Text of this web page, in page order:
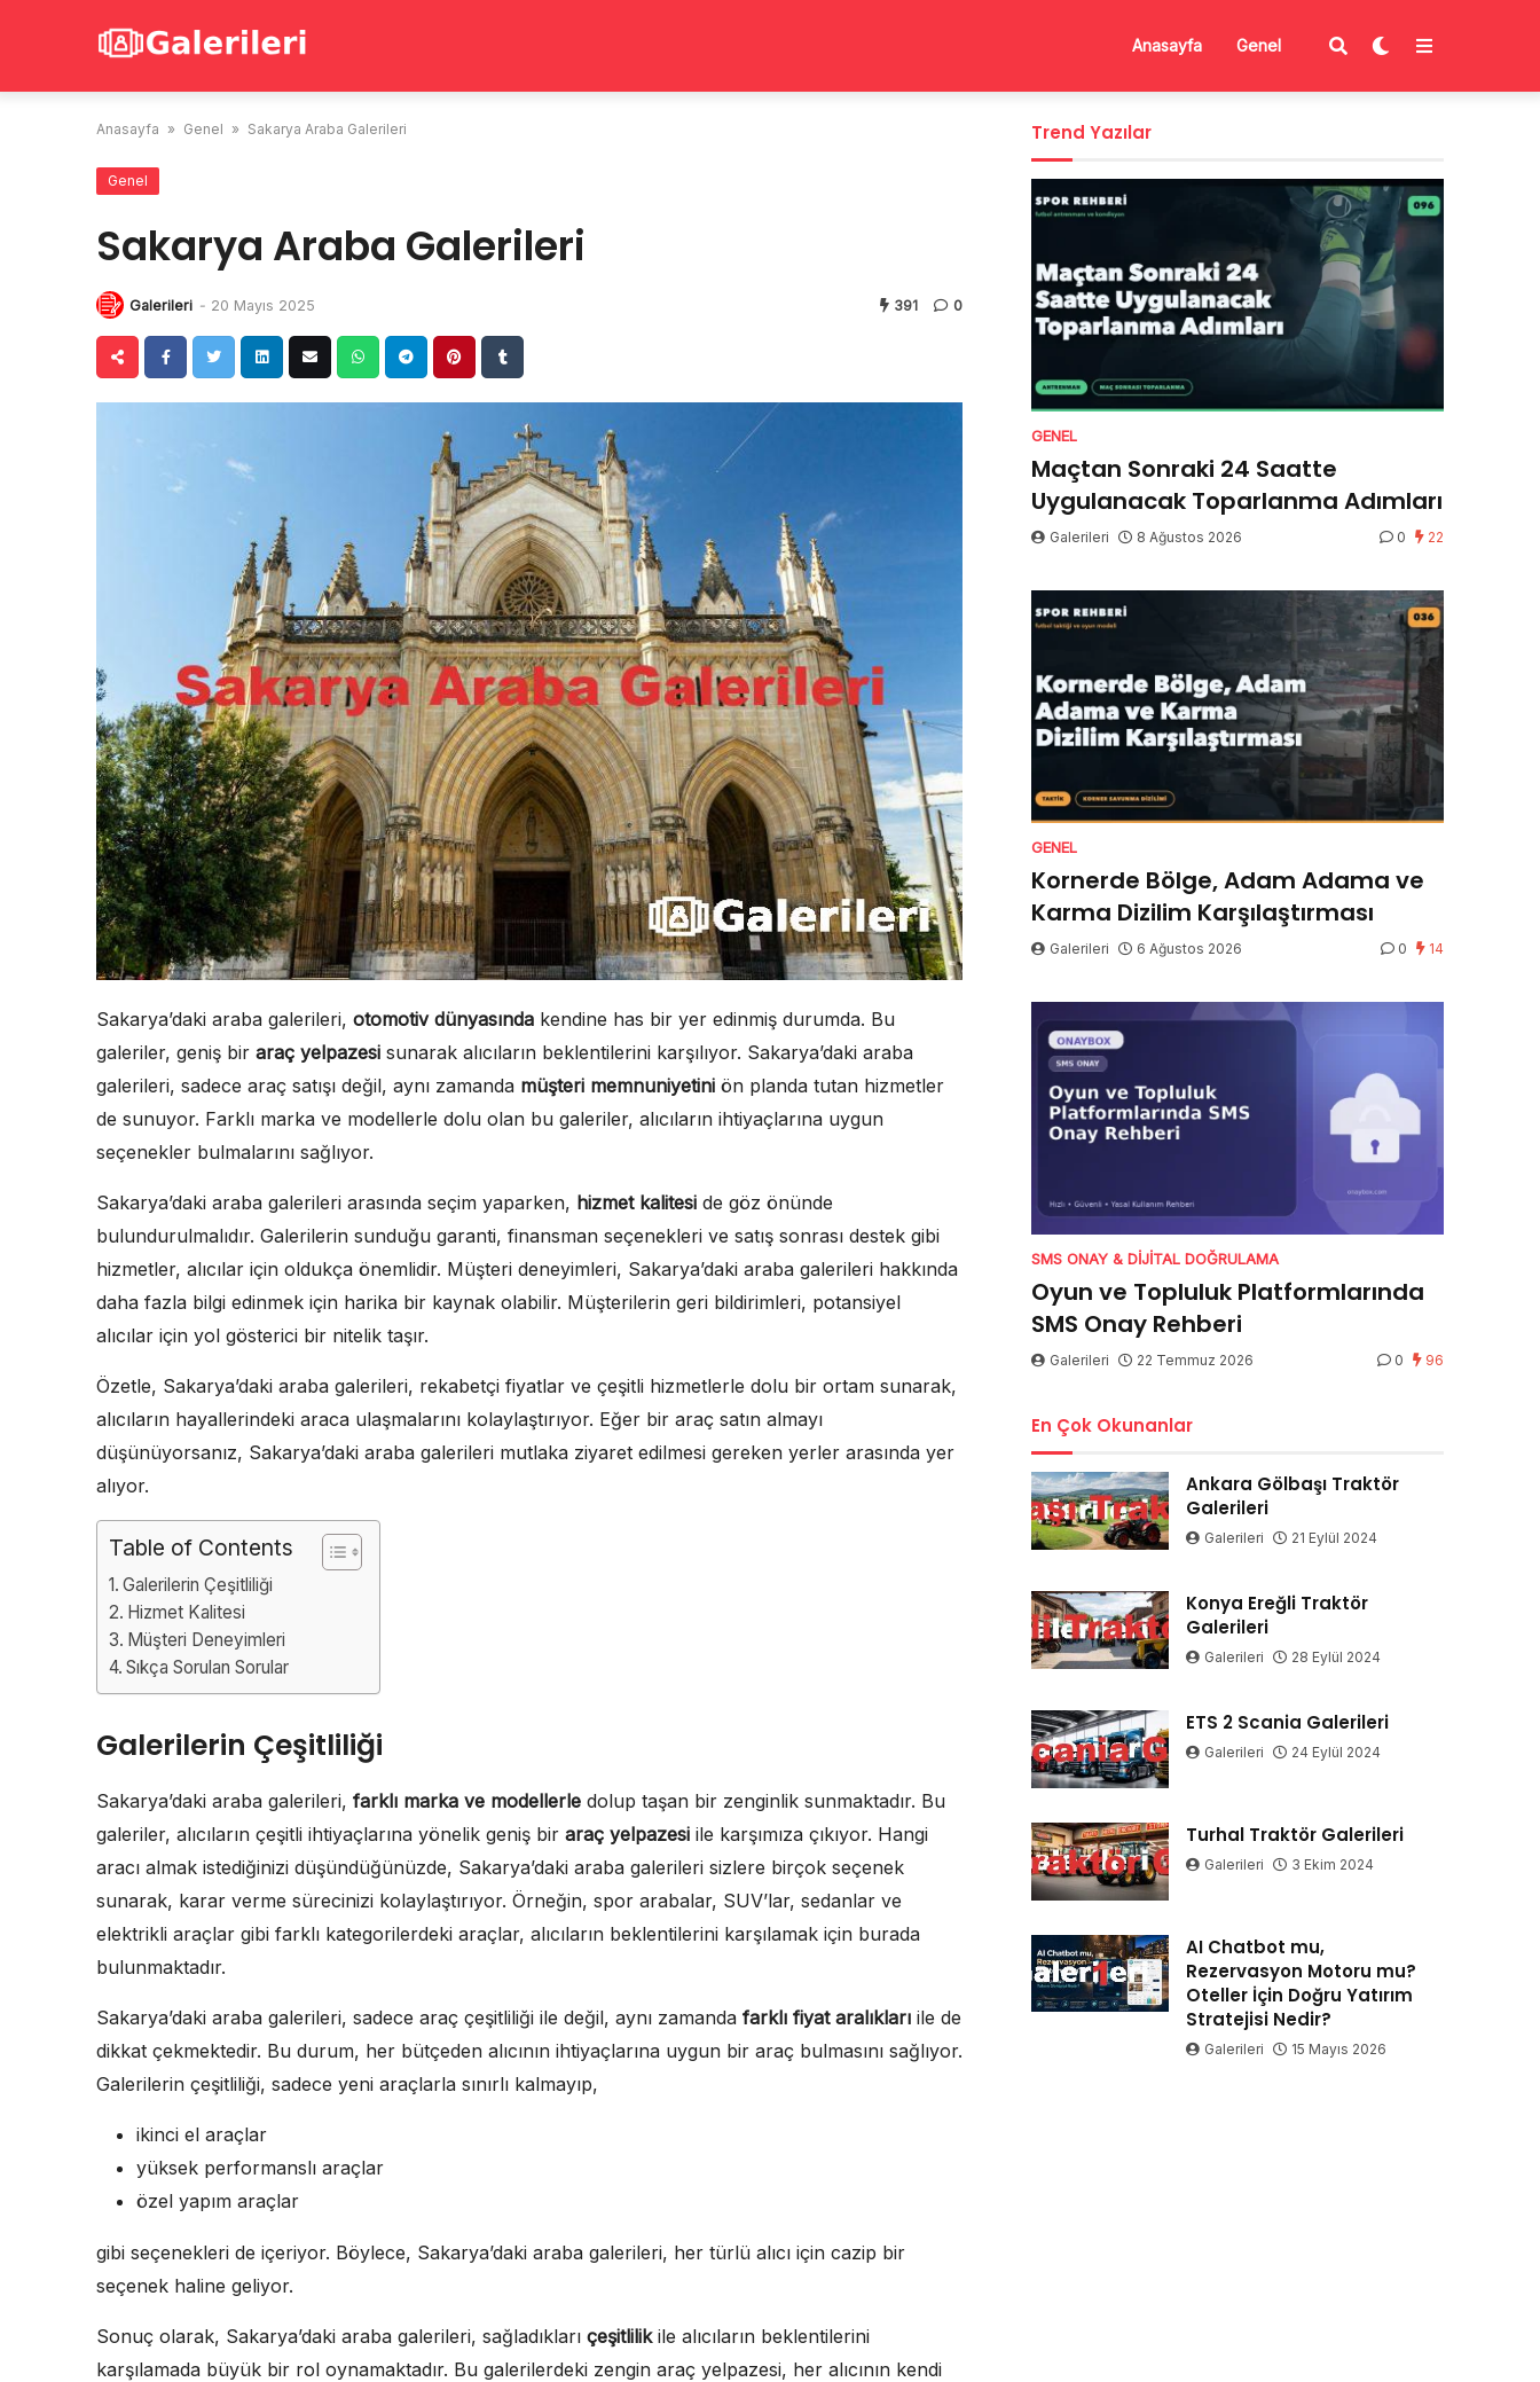
Anasayfa Genel
Anasayfa » Genel » Sakarya Araba Galerileri
Genel
Sakarya Araba Galerileri
Galerileri - 20 Mayıs 2025 391 0
Sakarya’daki araba galerileri, otomotiv dünyasında kendine has bir yer edinmiş durumda. Bu
galeriler, geniş bir araç yelpazesi sunarak alıcıların beklentilerini karşılıyor. Sakarya’daki araba
galerileri, sadece araç satışı değil, aynı zamanda müşteri memnuniyetini ön planda tutan hizmetler
de sunuyor. Farklı marka ve modellerle dolu olan bu galeriler, alıcıların ihtiyaçlarına uygun
seçenekler bulmalarını sağlıyor.
Sakarya’daki araba galerileri arasında seçim yaparken, hizmet kalitesi de göz önünde
bulundurulmalıdır. Galerilerin sunduğu garanti, finansman seçenekleri ve satış sonrası destek gibi
hizmetler, alıcılar için oldukça önemlidir. Müşteri deneyimleri, Sakarya’daki araba galerileri hakkında
daha fazla bilgi edinmek için harika bir kaynak olabilir. Müşterilerin geri bildirimleri, potansiyel
alıcılar için yol gösterici bir nitelik taşır.
Özetle, Sakarya’daki araba galerileri, rekabetçi fiyatlar ve çeşitli hizmetlerle dolu bir ortam sunarak,
alıcıların hayallerindeki araca ulaşmalarını kolaylaştırıyor. Eğer bir araç satın almayı
düşünüyorsanız, Sakarya’daki araba galerileri mutlaka ziyaret edilmesi gereken yerler arasında yer
alıyor.
Table of Contents
Galerilerin Çeşitliliği
Hizmet Kalitesi
Müşteri Deneyimleri
Sıkça Sorulan Sorular
Galerilerin Çeşitliliği
Sakarya’daki araba galerileri, farklı marka ve modellerle dolup taşan bir zenginlik sunmaktadır. Bu
galeriler, alıcıların çeşitli ihtiyaçlarına yönelik geniş bir araç yelpazesi ile karşımıza çıkıyor. Hangi
aracı almak istediğinizi düşündüğünüzde, Sakarya’daki araba galerileri sizlere birçok seçenek
sunarak, karar verme sürecinizi kolaylaştırıyor. Örneğin, spor arabalar, SUV’lar, sedanlar ve
elektrikli araçlar gibi farklı kategorilerdeki araçlar, alıcıların beklentilerini karşılamak için burada
bulunmaktadır.
Sakarya’daki araba galerileri, sadece araç çeşitliliği ile değil, aynı zamanda farklı fiyat aralıkları ile de
dikkat çekmektedir. Bu durum, her bütçeden alıcının ihtiyaçlarına uygun bir araç bulmasını sağlıyor.
Galerilerin çeşitliliği, sadece yeni araçlarla sınırlı kalmayıp,
ikinci el araçlar
yüksek performanslı araçlar
özel yapım araçlar
gibi seçenekleri de içeriyor. Böylece, Sakarya’daki araba galerileri, her türlü alıcı için cazip bir
seçenek haline geliyor.
Sonuç olarak, Sakarya’daki araba galerileri, sağladıkları çeşitlilikile alıcıların beklentilerini
karşılamada büyük bir rol oynamaktadır. Bu galerilerdeki zengin araç yelpazesi, her alıcının kendi
Trend Yazılar
GENEL
Maçtan Sonraki 24 Saatte
Uygulanacak Toparlanma Adımları
Galerileri 8 Ağustos 2026 0 22
GENEL
Kornerde Bölge, Adam Adama ve
Karma Dizilim Karşılaştırması
Galerileri 6 Ağustos 2026 0 14
SMS ONAY & DIJITAL DOĞRULAMA
Oyun ve Topluluk Platformlarında
SMS Onay Rehberi
Galerileri 22 Temmuz 2026 0 96
En Çok Okunanlar
Ankara Gölbaşı Traktör
Galerileri
Galerileri 21 Eylül 2024
Konya Ereğli Traktör
Galerileri
Galerileri 28 Eylül 2024
ETS 2 Scania Galerileri
Galerileri 24 Eylül 2024
Turhal Traktör Galerileri
Galerileri 3 Ekim 2024
AI Chatbot mu,
Rezervasyon Motoru mu?
Oteller İçin Doğru Yatırım
Stratejisi Nedir?
Galerileri 15 Mayıs 2026